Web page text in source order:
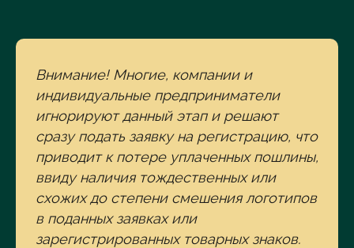
Внимание! Многие, компании и
индивидуальные предприниматели
игнорируют данный этап и решают
сразу подать заявку на регистрацию, что
приводит к потере уплаченных пошлины,
ввиду наличия тождественных или
схожих до степени смешения логотипов
в поданных заявках или
зарегистрированных товарных знаков.